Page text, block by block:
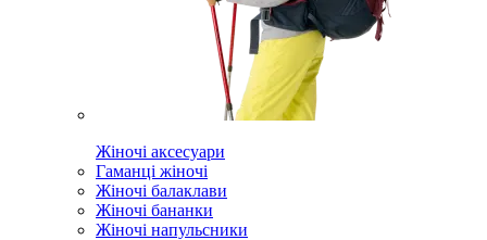
Жіночі аксесуари
Гаманці жіночі
Жіночі балаклави
Жіночі бананки
Жіночі напульсники